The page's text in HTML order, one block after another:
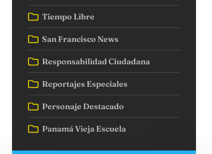
Tiempo Libre
San Francisco News
Responsabilidad Ciudadana
Reportajes Especiales
Personaje Destacado
Panamá Vieja Escuela